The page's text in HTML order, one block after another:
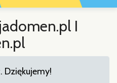
I
Dziękujemy!